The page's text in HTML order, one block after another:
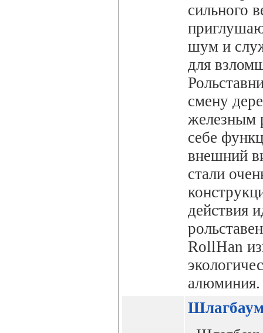
сильного
шум и
для
смену
железным
себе
внешний
стали
действия
RollHan
алюминия.